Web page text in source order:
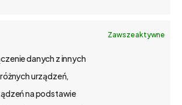
Zawsze aktywne
danych z innych
urządzeń,
na podstawie